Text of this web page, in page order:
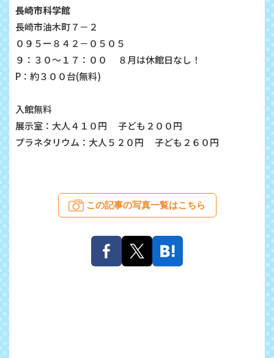
長崎市科学館
長崎市油木町７－２
０９５ー８４２－０５０５
９：３０～１７：００ ８月は休館日なし！
P：約３００台(無料)
入館無料
展示室：大人４１０円 子ども２００円
プラネタリウム：大人５２０円 子ども２６０円
この記事の写真一覧はこちら